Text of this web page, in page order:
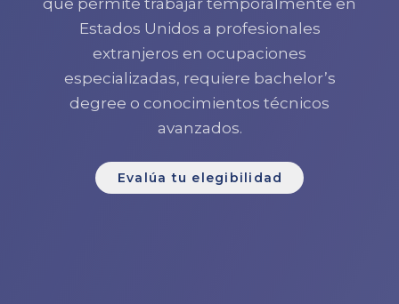
que permite trabajar temporalmente en
Estados Unidos a profesionales
extranjeros en ocupaciones
especializadas, requiere bachelor’s
degree o conocimientos técnicos
avanzados.
Evalúa tu elegibilidad